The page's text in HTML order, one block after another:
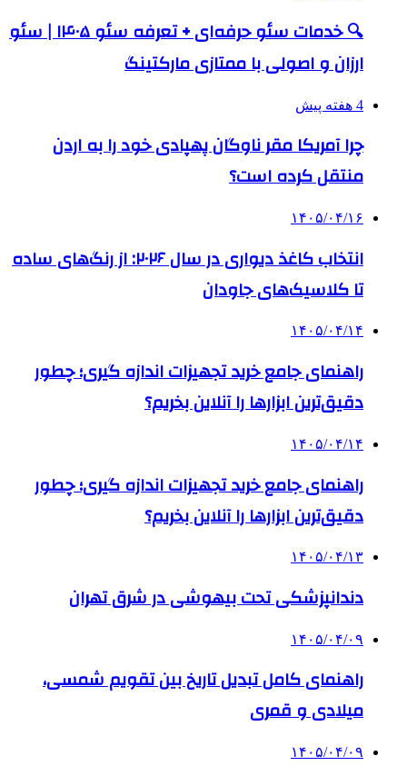
🔍 خدمات سئو حرفه‌ای + تعرفه سئو ۱۴۰۵ | سئو
ارزان و اصولی با ممتازی مارکتینگ
4 هفته پیش
چرا آمریکا مقر ناوگان پهپادی خود را به اردن
منتقل کرده است؟
۱۴۰۵/۰۴/۱۶
انتخاب کاغذ دیواری در سال ۲۰۲۶: از رنگ‌های ساده
تا کلاسیک‌های جاودان
۱۴۰۵/۰۴/۱۴
راهنمای جامع خرید تجهیزات اندازه گیری؛ چطور
دقیق‌ترین ابزارها را آنلاین بخریم؟
۱۴۰۵/۰۴/۱۴
راهنمای جامع خرید تجهیزات اندازه گیری؛ چطور
دقیق‌ترین ابزارها را آنلاین بخریم؟
۱۴۰۵/۰۴/۱۳
دندانپزشکی تحت بیهوشی در شرق تهران
۱۴۰۵/۰۴/۰۹
راهنمای کامل تبدیل تاریخ بین تقویم شمسی،
میلادی و قمری
۱۴۰۵/۰۴/۰۹